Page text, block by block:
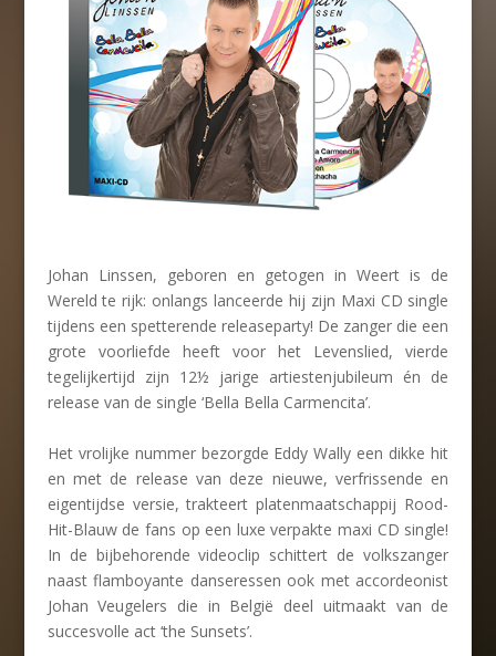
Johan Linssen, geboren en getogen in Weert is de
Wereld te rijk: onlangs lanceerde hij zijn Maxi CD single
tijdens een spetterende releaseparty! De zanger die een
grote voorliefde heeft voor het Levenslied, vierde
tegelijkertijd zijn 12½ jarige artiestenjubileum én de
release van de single ‘Bella Bella Carmencita’.
Het vrolijke nummer bezorgde Eddy Wally een dikke hit
en met de release van deze nieuwe, verfrissende en
eigentijdse versie, trakteert platenmaatschappij Rood-
Hit-Blauw de fans op een luxe verpakte maxi CD single!
In de bijbehorende videoclip schittert de volkszanger
naast flamboyante danseressen ook met accordeonist
Johan Veugelers die in België deel uitmaakt van de
succesvolle act ‘the Sunsets’.